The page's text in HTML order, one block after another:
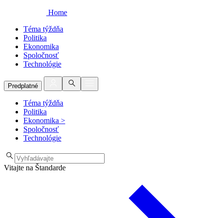
Home
Téma týždňa
Politika
Ekonomika
Spoločnosť
Technológie
Predplatné
Téma týždňa
Politika
Ekonomika >
Spoločnosť
Technológie
Vitajte na Štandarde